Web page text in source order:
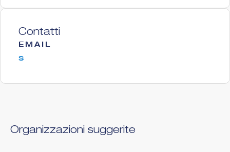
Contatti
EMAIL
s
Organizzazioni suggerite